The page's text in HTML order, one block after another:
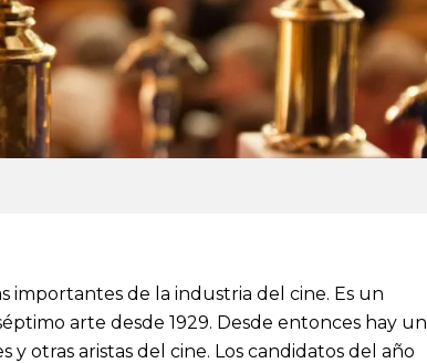
importantes de la industria del cine. Es un
arte desde 1929. Desde entonces hay un
otras aristas del cine. Los candidatos del año